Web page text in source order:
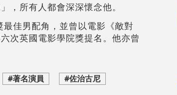
，所有人都會深深懷念他。
佳男配角，並曾以電影《敵對
次英國電影學院獎提名。他亦曾
#著名演員 #佐治古尼